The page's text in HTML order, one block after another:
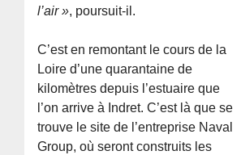
l’air », poursuit-il.
C’est en remontant le cours de la
Loire d’une quarantaine de
kilomètres depuis l’estuaire que
l’on arrive à Indret. C’est là que se
trouve le site de l’entreprise Naval
Group, où seront construits les